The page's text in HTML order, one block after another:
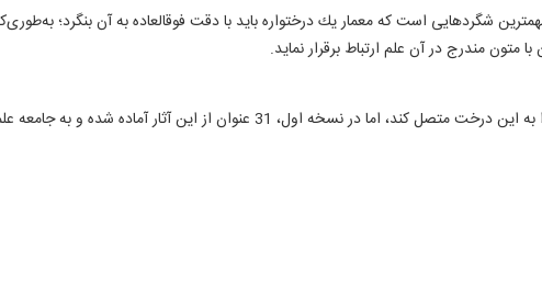
شگردهایى است كه معمار يك درختواره بايد با دقت فوق‏العاده به آن بنگرد؛
مندرج در آن علم ارتباط برقرار نمايد.
گرچه مرکز تحقيقات در نظر دارد تمام متون مهم کلامی را به اين درخت متصل کند،